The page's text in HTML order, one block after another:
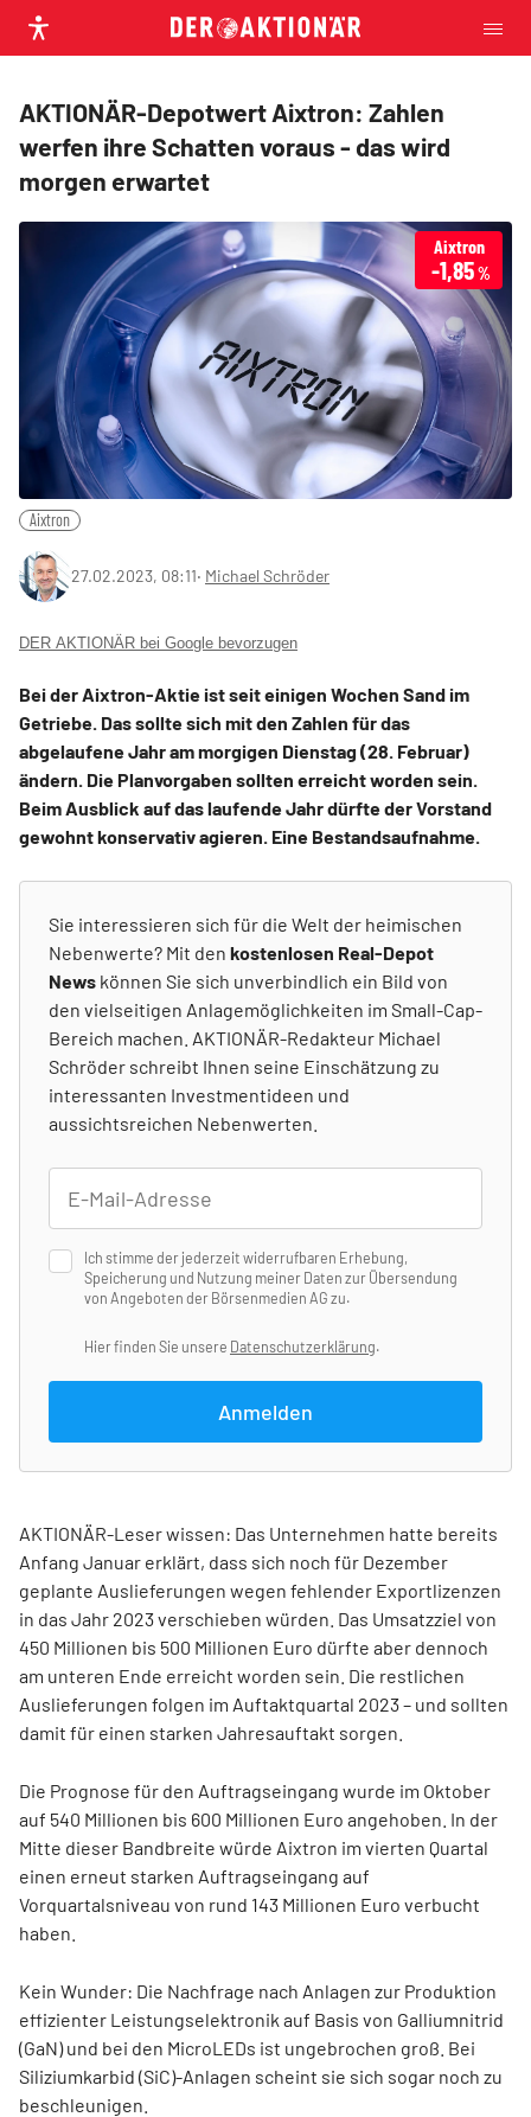
AKTIONÄR-Depotwert Aixtron: Zahlen
werfen ihre Schatten voraus - das wird
morgen erwartet
Aixtron
-1,85%
Aixtron
27.02.2023, 08:11‧ Michael Schröder
DER AKTIONÄR bei Google bevorzugen
Bei der Aixtron-Aktie ist seit einigen Wochen Sand im
Getriebe. Das sollte sich mit den Zahlen für das
abgelaufene Jahr am morgigen Dienstag (28. Februar)
ändern. Die Planvorgaben sollten erreicht worden sein.
Beim Ausblick auf das laufende Jahr dürfte der Vorstand
gewohnt konservativ agieren. Eine Bestandsaufnahme.
Sie interessieren sich für die Welt der heimischen
Nebenwerte? Mit den kostenlosen Real-Depot
News können Sie sich unverbindlich ein Bild von
den vielseitigen Anlagemöglichkeiten im Small-Cap-
Bereich machen. AKTIONÄR-Redakteur Michael
Schröder schreibt Ihnen seine Einschätzung zu
interessanten Investmentideen und
aussichtsreichen Nebenwerten.
Ich stimme der jederzeit widerrufbaren Erhebung,
Speicherung und Nutzung meiner Daten zur Übersendung
von Angeboten der Börsenmedien AG zu.
Hier finden Sie unsere Datenschutzerklärung.
Anmelden
AKTIONÄR-Leser wissen: Das Unternehmen hatte bereits
Anfang Januar erklärt, dass sich noch für Dezember
geplante Auslieferungen wegen fehlender Exportlizenzen
in das Jahr 2023 verschieben würden. Das Umsatzziel von
450 Millionen bis 500 Millionen Euro dürfte aber dennoch
am unteren Ende erreicht worden sein. Die restlichen
Auslieferungen folgen im Auftaktquartal 2023 – und sollten
damit für einen starken Jahresauftakt sorgen.
Die Prognose für den Auftragseingang wurde im Oktober
auf 540 Millionen bis 600 Millionen Euro angehoben. In der
Mitte dieser Bandbreite würde Aixtron im vierten Quartal
einen erneut starken Auftragseingang auf
Vorquartalsniveau von rund 143 Millionen Euro verbucht
haben.
Kein Wunder: Die Nachfrage nach Anlagen zur Produktion
effizienter Leistungselektronik auf Basis von Galliumnitrid
(GaN) und bei den MicroLEDs ist ungebrochen groß. Bei
Siliziumkarbid (SiC)-Anlagen scheint sie sich sogar noch zu
beschleunigen.